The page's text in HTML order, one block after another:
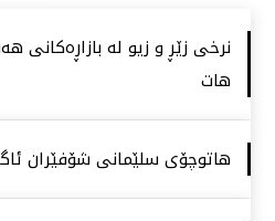
نرخی زێڕ و زیو لە بازاڕەكانی
هات
هاتوچۆی سلێمانی شۆفێران